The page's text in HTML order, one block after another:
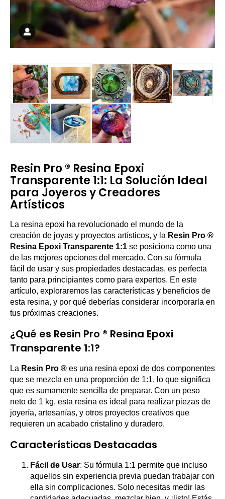
Resin Pro ® Resina Epoxi
Transparente 1:1: La Solución Ideal
para Joyeros y Creadores
Artísticos
La resina epoxi ha revolucionado el mundo de la
creación de joyas y proyectos artísticos, y la Resin Pro ®
Resina Epoxi Transparente 1:1 se posiciona como una
de las mejores opciones del mercado. Con su fórmula
fácil de usar y sus propiedades destacadas, es perfecta
tanto para principiantes como para expertos. En este
artículo, exploraremos las características y beneficios de
esta resina, y por qué deberías considerar incorporarla en
tus próximas creaciones.
¿Qué es Resin Pro ® Resina Epoxi
Transparente 1:1?
La Resin Pro ® es una resina epoxi de dos componentes
que se mezcla en una proporción de 1:1, lo que significa
que es sumamente sencilla de preparar. Con un peso
neto de 1 kg, esta resina es ideal para realizar piezas de
joyería, artesanías, y otros proyectos creativos que
requieren un acabado cristalino y duradero.
Características Destacadas
Fácil de Usar: Su fórmula 1:1 permite que incluso
aquellos sin experiencia previa puedan trabajar con
ella sin complicaciones. Solo necesitas medir las